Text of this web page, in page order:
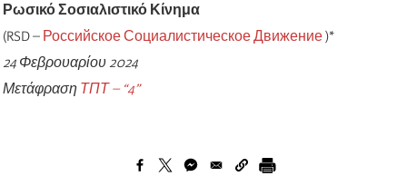
Ρωσικό Σοσιαλιστικό Κίνημα
(RSD – Российское Социалистическое Движение)*
24 Φεβρουαρίου 2024
Μετάφραση ΤΠΤ – “4”